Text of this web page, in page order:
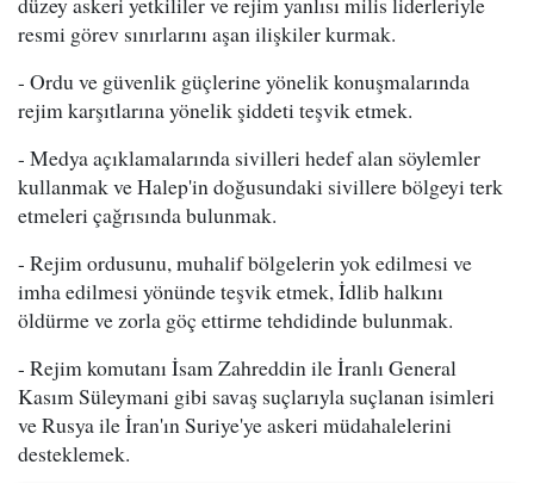
resmi görev sınırlarını aşan ilişkiler kurmak.
- Ordu ve güvenlik güçlerine yönelik konuşmalarında
rejim karşıtlarına yönelik şiddeti teşvik etmek.
- Medya açıklamalarında sivilleri hedef alan söylemler
kullanmak ve Halep'in doğusundaki sivillere bölgeyi terk
etmeleri çağrısında bulunmak.
- Rejim ordusunu, muhalif bölgelerin yok edilmesi ve
imha edilmesi yönünde teşvik etmek, İdlib halkını
öldürme ve zorla göç ettirme tehdidinde bulunmak.
- Rejim komutanı İsam Zahreddin ile İranlı General
Kasım Süleymani gibi savaş suçlarıyla suçlanan isimleri
ve Rusya ile İran'ın Suriye'ye askeri müdahalelerini
desteklemek.